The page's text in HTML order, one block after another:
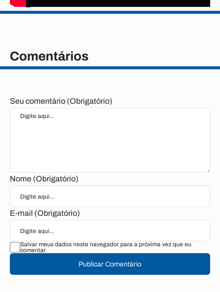
Comentários
Seu comentário (Obrigatório)
Nome (Obrigatório)
E-mail (Obrigatório)
Salvar meus dados neste navegador para a próxima vez que eu
comentar.
Publicar Comentário